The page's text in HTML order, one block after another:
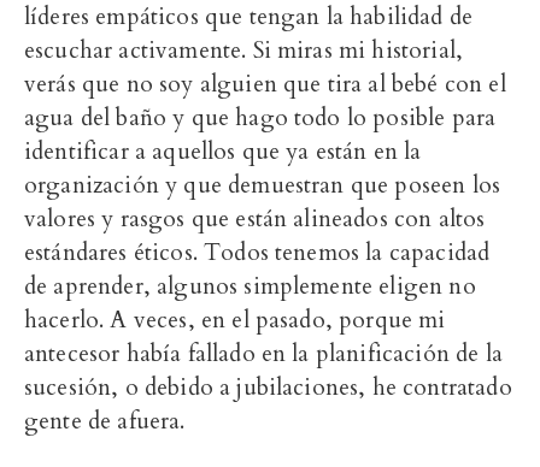
líderes empáticos que tengan la habilidad de
escuchar activamente. Si miras mi historial,
verás que no soy alguien que tira al bebé con el
agua del baño y que hago todo lo posible para
identificar a aquellos que ya están en la
organización y que demuestran que poseen los
valores y rasgos que están alineados con altos
estándares éticos. Todos tenemos la capacidad
de aprender, algunos simplemente eligen no
hacerlo. A veces, en el pasado, porque mi
antecesor había fallado en la planificación de la
sucesión, o debido a jubilaciones, he contratado
gente de afuera.